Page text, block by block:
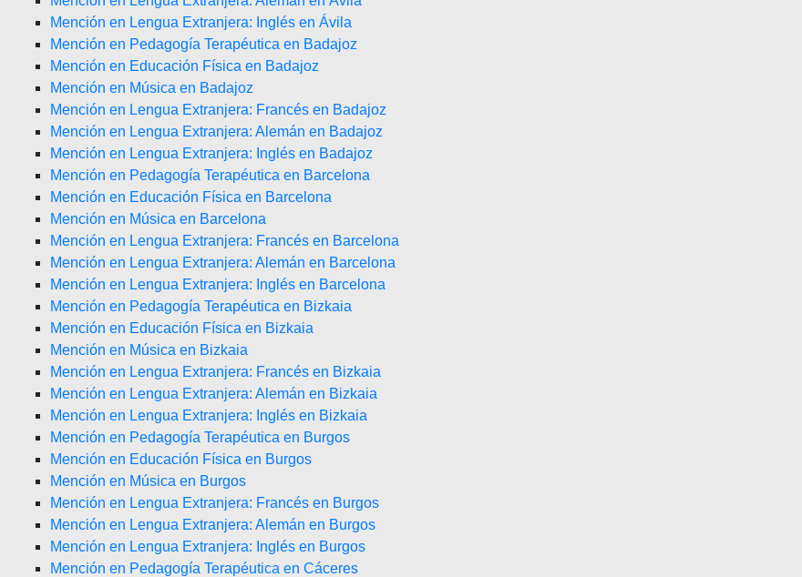
Mención en Lengua Extranjera: Inglés en Ávila
Mención en Pedagogía Terapéutica en Badajoz
Mención en Educación Física en Badajoz
Mención en Música en Badajoz
Mención en Lengua Extranjera: Francés en Badajoz
Mención en Lengua Extranjera: Alemán en Badajoz
Mención en Lengua Extranjera: Inglés en Badajoz
Mención en Pedagogía Terapéutica en Barcelona
Mención en Educación Física en Barcelona
Mención en Música en Barcelona
Mención en Lengua Extranjera: Francés en Barcelona
Mención en Lengua Extranjera: Alemán en Barcelona
Mención en Lengua Extranjera: Inglés en Barcelona
Mención en Pedagogía Terapéutica en Bizkaia
Mención en Educación Física en Bizkaia
Mención en Música en Bizkaia
Mención en Lengua Extranjera: Francés en Bizkaia
Mención en Lengua Extranjera: Alemán en Bizkaia
Mención en Lengua Extranjera: Inglés en Bizkaia
Mención en Pedagogía Terapéutica en Burgos
Mención en Educación Física en Burgos
Mención en Música en Burgos
Mención en Lengua Extranjera: Francés en Burgos
Mención en Lengua Extranjera: Alemán en Burgos
Mención en Lengua Extranjera: Inglés en Burgos
Mención en Pedagogía Terapéutica en Cáceres